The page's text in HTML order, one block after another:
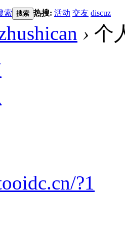
索 搜索 热搜: 活动 交友 discuz
› 个
?1